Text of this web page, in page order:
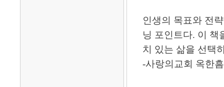
인생의 목표와 전
닝 포인트다. 이 책
치 있는 삶을 선택
-사랑의교회 옥한